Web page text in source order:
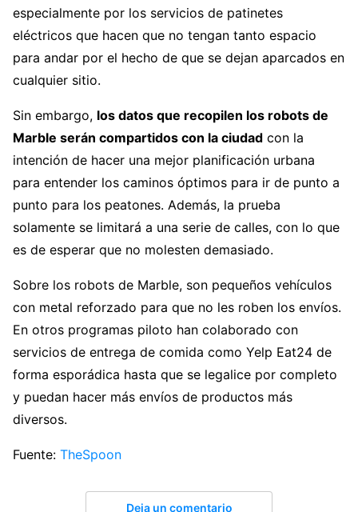
especialmente por los servicios de patinetes
eléctricos que hacen que no tengan tanto espacio
para andar por el hecho de que se dejan aparcados en
cualquier sitio.
Sin embargo, los datos que recopilen los robots de
Marble serán compartidos con la ciudad con la
intención de hacer una mejor planificación urbana
para entender los caminos óptimos para ir de punto a
punto para los peatones. Además, la prueba
solamente se limitará a una serie de calles, con lo que
es de esperar que no molesten demasiado.
Sobre los robots de Marble, son pequeños vehículos
con metal reforzado para que no les roben los envíos.
En otros programas piloto han colaborado con
servicios de entrega de comida como Yelp Eat24 de
forma esporádica hasta que se legalice por completo
y puedan hacer más envíos de productos más
diversos.
Fuente: TheSpoon
Deja un comentario